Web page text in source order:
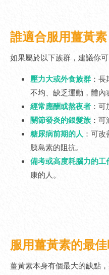
誰適合服用薑黃
如果屬於以下族群，建議你
壓力大或外食族群 ：
不均、缺乏運動，體內
經常應酬或熬夜者 ：
關節發炎的銀髮族 ：
糖尿病前期的人 ：可
胰島素的阻抗。
備考或高度耗腦力的工
康的人。
服用薑黃素的最
薑黃素本身有個最大的缺點